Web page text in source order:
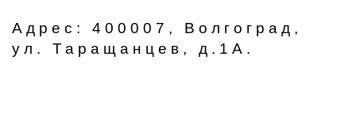
Адрес: 400007, Волгоград,
ул. Таращанцев, д.1А.